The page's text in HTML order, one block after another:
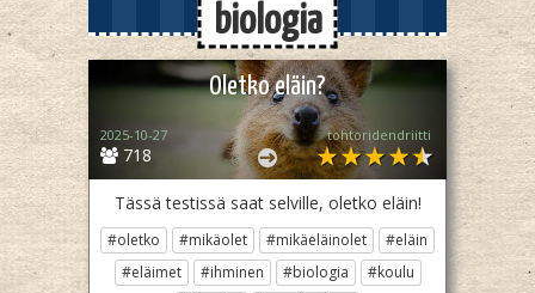
biologia
Oletko eläin?
718
2025-10-27 tohtoridendriitti
Tässä testissä saat selville, oletko eläin!
#oletko #mikäolet #mikäeläinolet
#eläin
#eläimet
#ihminen #biologia
#koulu